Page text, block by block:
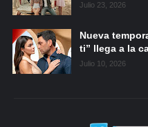
Julio 23, 2026
Nueva
ti” llega a la
Julio 10, 2026